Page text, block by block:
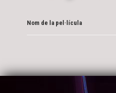
Nom de la pel·lícula